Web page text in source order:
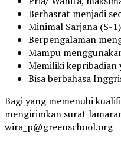
Berhasrat menjadi
Minimal Sarjana (S-
Berpengalaman
Mampu
Memiliki kepribadian
Bisa berbahasa
Bagi yang memenuhi
mengirimkan surat
wira_p@greenschool.org